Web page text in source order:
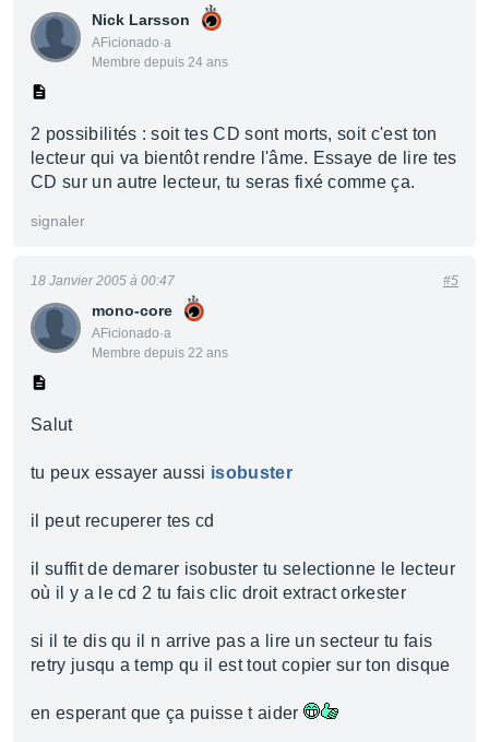
Nick Larsson
AFicionado·a
Membre depuis 24 ans
2 possibilités : soit tes CD sont morts, soit c'est ton
lecteur qui va bientôt rendre l'âme. Essaye de lire tes
CD sur un autre lecteur, tu seras fixé comme ça.
signaler
mono-core
AFicionado·a
Membre depuis 22 ans
18 Janvier 2005 à 00:47 #5
Salut
tu peux essayer aussi isobuster
il peut recuperer tes cd
il suffit de demarer isobuster tu selectionne le lecteur
où il y a le cd 2 tu fais clic droit extract orkester
si il te dis qu il n arrive pas a lire un secteur tu fais
retry jusqu a temp qu il est tout copier sur ton disque
en esperant que ça puisse t aider